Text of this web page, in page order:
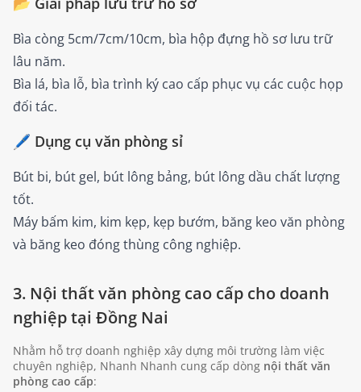
Bìa còng 5cm/7cm/10cm, bìa hộp đựng hồ sơ lưu trữ
lâu năm.
Bìa lá, bìa lỗ, bìa trình ký cao cấp phục vụ các cuộc họp
đối tác.
🖊️ Dụng cụ văn phòng sỉ
Bút bi, bút gel, bút lông bảng, bút lông dầu chất lượng
tốt.
Máy bấm kim, kim kẹp, kẹp bướm, băng keo văn phòng
và băng keo đóng thùng công nghiệp.
3. Nội thất văn phòng cao cấp cho doanh
nghiệp tại Đồng Nai
Nhằm hỗ trợ doanh nghiệp xây dựng môi trường làm việc
chuyên nghiệp, Nhanh Nhanh cung cấp dòng nội thất văn
phòng cao cấp: